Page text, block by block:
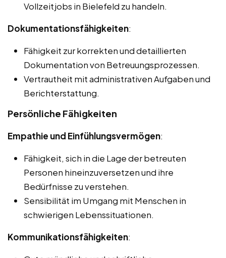
Vollzeitjobs in Bielefeld zu handeln.
Dokumentationsfähigkeiten:
Fähigkeit zur korrekten und detaillierten
Dokumentation von Betreuungsprozessen.
Vertrautheit mit administrativen Aufgaben und
Berichterstattung.
Persönliche Fähigkeiten
Empathie und Einfühlungsvermögen:
Fähigkeit, sich in die Lage der betreuten
Personen hineinzuversetzen und ihre
Bedürfnisse zu verstehen.
Sensibilität im Umgang mit Menschen in
schwierigen Lebenssituationen.
Kommunikationsfähigkeiten: